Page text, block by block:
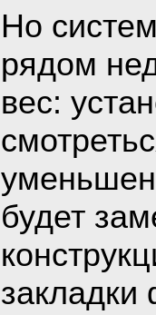
Но
рядом
вес:
будет